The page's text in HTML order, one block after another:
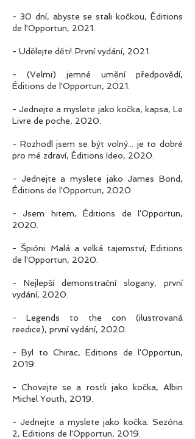
- 30 dní, abyste se stali kočkou, Éditions
de l'Opportun, 2021.
- Udělejte děti! První vydání, 2021.
- (Velmi) jemné umění předpovědí,
Éditions de l'Opportun, 2021.
- Jednejte a myslete jako kočka, kapsa, Le
Livre de poche, 2020.
- Rozhodl jsem se být volný... je to dobré
pro mé zdraví, Éditions Ideo, 2020.
- Jednejte a myslete jako James Bond,
Éditions de l'Opportun, 2020.
- Jsem hitem, Éditions de l'Opportun,
2020.
- Špióni. Malá a velká tajemství, Editions
de l'Opportun, 2020.
- Nejlepší demonstrační slogany, první
vydání, 2020.
- Legends to the con (ilustrovaná
reedice), první vydání, 2020.
- Byl to Chirac, Editions de l'Opportun,
2019.
- Chovejte se a rostli jako kočka, Albin
Michel Youth, 2019.
- Jednejte a myslete jako kočka. Sezóna
2, Editions de l'Opportun, 2019.